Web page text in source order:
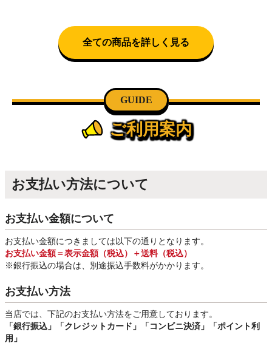
全ての商品を詳しく見る
GUIDE
ご利用案内
お支払い方法について
お支払い金額について
お支払い金額につきましては以下の通りとなります。
お支払い金額＝表示金額（税込）＋送料（税込）
※銀行振込の場合は、別途振込手数料がかかります。
お支払い方法
当店では、下記のお支払い方法をご用意しております。
「銀行振込」
「クレジットカード」「コンビニ決済」「ポイント利
用」